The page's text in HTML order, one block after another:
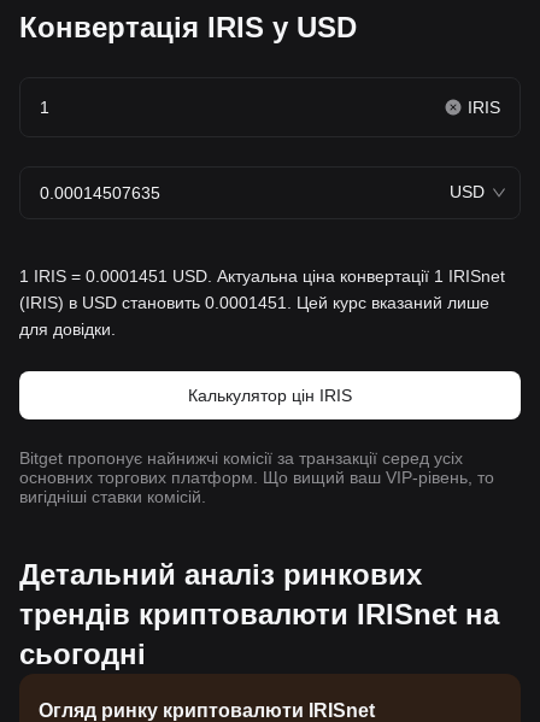
Конвертація IRIS у USD
IRIS
USD
1 IRIS = 0.0001451 USD. Актуальна ціна конвертації 1 IRISnet
(IRIS) в USD становить 0.0001451. Цей курс вказаний лише
для довідки.
Калькулятор цін IRIS
Bitget пропонує найнижчі комісії за транзакції серед усіх
основних торгових платформ. Що вищий ваш VIP-рівень, то
вигідніші ставки комісій.
Детальний аналіз ринкових
трендів криптовалюти IRISnet на
сьогодні
Огляд ринку криптовалюти IRISnet